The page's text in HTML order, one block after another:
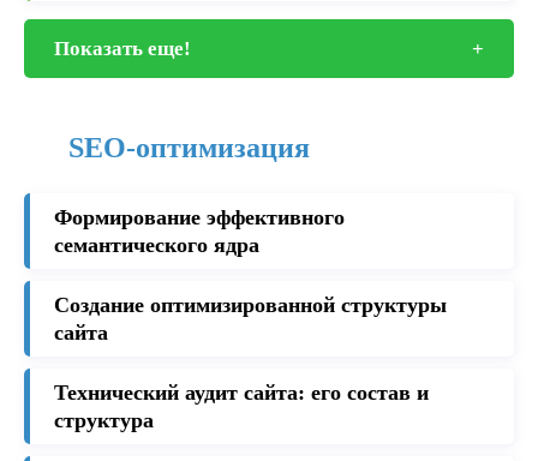
Показать еще! +
SEO-оптимизация
Формирование эффективного
семантического ядра
Создание оптимизированной структуры
сайта
Технический аудит сайта: его состав и
структура